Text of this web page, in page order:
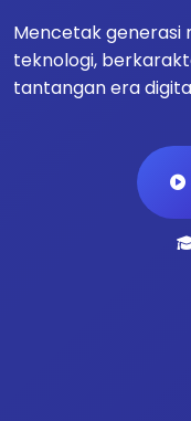
Mencetak generasi
teknologi,
tantangan era